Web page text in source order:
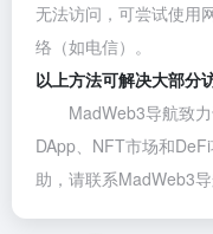
无法访问，可尝试使用
络（如电信）。
以上方法可解决大部分
MadWeb3导航致力
DApp、NFT市场和
助，请联系MadWeb3导